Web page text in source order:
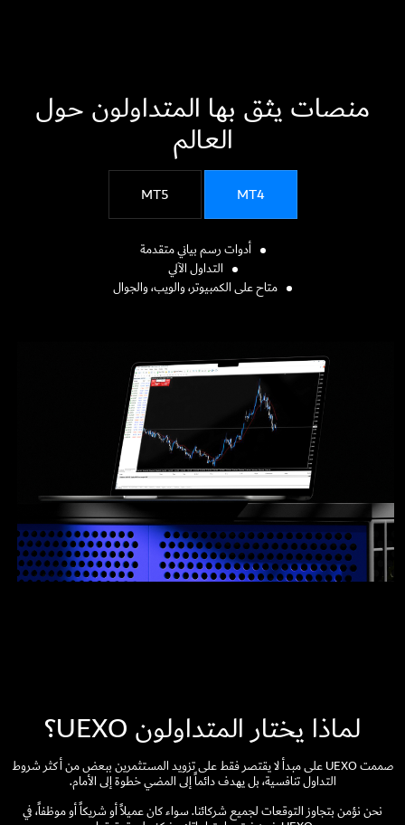
منصات يثق بها المتداولون حول
العالم
MT4
MT5
أدوات رسم بياني متقدمة
التداول الآلي
متاح على الكمبيوتر، والويب، والجوال
لماذا يختار المتداولون UEXO؟
صممت UEXO على مبدأ لا يقتصر فقط على تزويد المستثمرين ببعض من أكثر شروط
التداول تنافسية، بل يهدف دائماً إلى المضي خطوة إلى الأمام.
نحن نؤمن بتجاوز التوقعات لجميع شركائنا. سواء كان عميلاً أو شريكاً أو موظفاً، في